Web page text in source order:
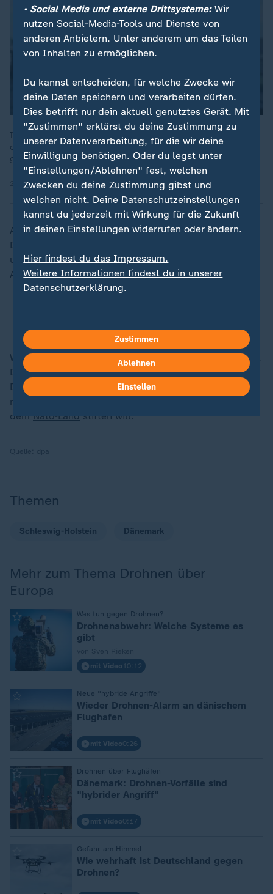
In Dänemark kam es wiederholt zur Sichtung von Drohnen. Vor
der dänischen Küste wurde ein russisches Kriegsschiff
gesichtet, berichtet ZDF-Korrespondent Henner Hebestreit.
26.09.2025 | 2:09 min
Am Mittwochabend tauchten in der Dunkelheit erneut
Drohnen über weiteren Flughäfen im Westen auf, was
unter anderem zur Sperrung des Luftraums über dem
Airport Aalborg führte.
Wer hinter den Vorfällen steckt, ist nach wie vor unklar.
Die Regierung spricht von einem "hybriden Angriff".
Die Ermittler gehen von einem professionellen Akteur
mit den nötigen Fähigkeiten aus, der damit Unruhe in
dem Nato-Land stiften will.
Themen
Schleswig-Holstein Dänemark
Mehr zum Thema Drohnen über
Europa
Was tun gegen Drohnen?
Drohnenabwehr: Welche Systeme es
gibt
mit Video 10:12
Neue "hybride Angriffe"
Wieder Drohnen-Alarm an dänischem
Flughafen
mit Video0:26
Drohnen über Flughäfen
Dänemark: Drohnen-Vorfälle sind
"hybrider Angriff"
mit Video0:17
Gefahr am Himmel
Wie wehrhaft ist Deutschland gegen
Drohnen?
• Social Media und externe Drittsysteme:Wir
nutzen Social-Media-Tools und Dienste von
anderen Anbietern. Unter anderem um das Teilen
von Inhalten zu ermöglichen.
Du kannst entscheiden, für welche Zwecke wir
deine Daten speichern und verarbeiten dürfen.
Dies betrifft nur dein aktuell genutztes Gerät. Mit
"Zustimmen" erklärst du deine Zustimmung zu
unserer Datenverarbeitung, für die wir deine
Einwilligung benötigen. Oder du legst unter
"Einstellungen/Ablehnen" fest, welchen
Zwecken du deine Zustimmung gibst und
welchen nicht. Deine Datenschutzeinstellungen
kannst du jederzeit mit Wirkung für die Zukunft
in deinen Einstellungen widerrufen oder ändern.
Hier findest du das Impressum.
Weitere Informationen findest du in unserer
Datenschutzerklärung.
Zustimmen
Ablehnen
Einstellen